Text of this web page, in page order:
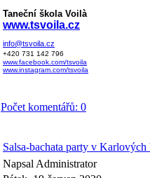
Taneční škola Voilà
www.tsvoila.cz
info@tsvoila.cz
+420 731 142 796
www.facebook.com/tsvoila
www.instagram.com/tsvoila
Počet komentářů: 0
Salsa-bachata party v
Napsal Administrator